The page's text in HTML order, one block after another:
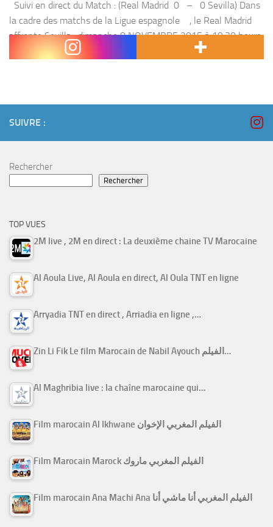
Suivi en direct du Match : (Real Madrid 0 – 0 Sevilla) Dans
la cadre des matchs de la Ligue espagnole , le Real Madrid
affronte Sevilla , dimanche 8 NOVEMBRE 2015 à 19:30 heure
Marocaine. Le...
SUIVRE :
Rechercher
Rechercher
TOP VUES
2M live , 2M en direct : La deuxième chaine TV Marocaine
Al Aoula Live, Al Aoula en direct, Al Oula TNT en ligne
Arryadia TNT en direct , Arriadia en ligne ,…
Zin Li Fik Le film Marocain de Nabil Ayouch الفيلم…
Al Maghribia live : la chaîne marocaine qui…
Film marocain Al Ikhwane الفيلم المغربي الإخوان
Film Marocain Marock الفيلم المغربي ماروك
Film marocain Ana Machi Ana الفيلم المغربي أنا ماشي أنا